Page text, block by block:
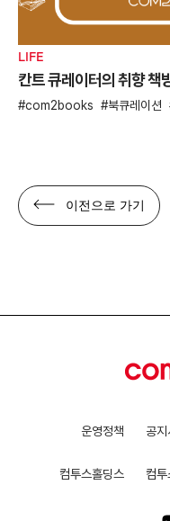
LIFE
칸트 큐레이터의 취향 책
com2books 북큐레이션
이전으로 가기
운영정책 공
컴투스홀딩스 컴